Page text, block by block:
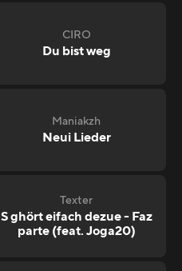
CIRO
Du bist weg
Maniakzh
Neui Lieder
Texter
S ghört eifach dezue - Faz
parte (feat. Joga20)